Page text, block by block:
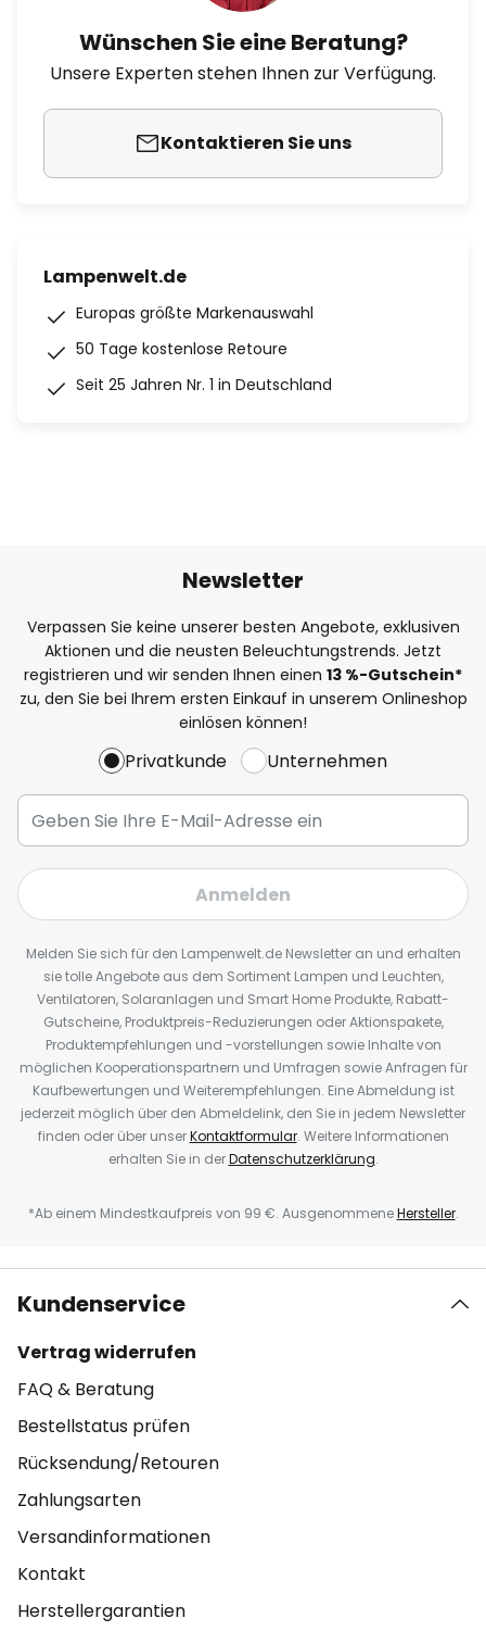
Wünschen Sie eine Beratung?
Unsere Experten stehen Ihnen zur Verfügung.
Kontaktieren Sie uns
Lampenwelt.de
Europas größte Markenauswahl
50 Tage kostenlose Retoure
Seit 25 Jahren Nr. 1 in Deutschland
Newsletter
Verpassen Sie keine unserer besten Angebote, exklusiven
Aktionen und die neusten Beleuchtungstrends. Jetzt
registrieren und wir senden Ihnen einen 13 %-Gutschein*
zu, den Sie bei Ihrem ersten Einkauf in unserem Onlineshop
einlösen können!
Privatkunde Unternehmen
Anmelden
Melden Sie sich für den Lampenwelt.de Newsletter an und erhalten
sie tolle Angebote aus dem Sortiment Lampen und Leuchten,
Ventilatoren, Solaranlagen und Smart Home Produkte, Rabatt-
Gutscheine, Produktpreis-Reduzierungen oder Aktionspakete,
Produktempfehlungen und -vorstellungen sowie Inhalte von
möglichen Kooperationspartnern und Umfragen sowie Anfragen für
Kaufbewertungen und Weiterempfehlungen. Eine Abmeldung ist
jederzeit möglich über den Abmeldelink, den Sie in jedem Newsletter
finden oder über unserKontaktformular. Weitere Informationen
erhalten Sie in derDatenschutzerklärung.
*Ab einem Mindestkaufpreis von 99 €. AusgenommeneHersteller.
Kundenservice
Vertrag widerrufen
FAQ & Beratung
Bestellstatus prüfen
Rücksendung/Retouren
Zahlungsarten
Versandinformationen
Kontakt
Herstellergarantien